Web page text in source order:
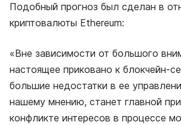
Подобный прогноз был сделан в
криптовалюты Ethereum:
«Вне зависимости от большого
настоящее приковано к блокчейн-
большие недостатки в ее
нашему мнению, станет главной
конфликте интересов в процессе